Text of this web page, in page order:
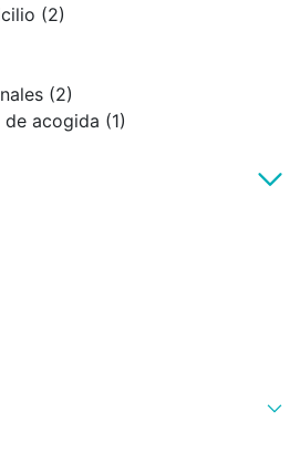
Asistencia a domicilio (2)
Talleres ocupacionales (2)
Residencia o piso de acogida (1)